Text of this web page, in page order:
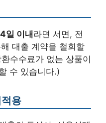
일 이내라면 서면, 전
대출 계약을 철회할
수수료가 없는 상품이
수 있습니다.)
용